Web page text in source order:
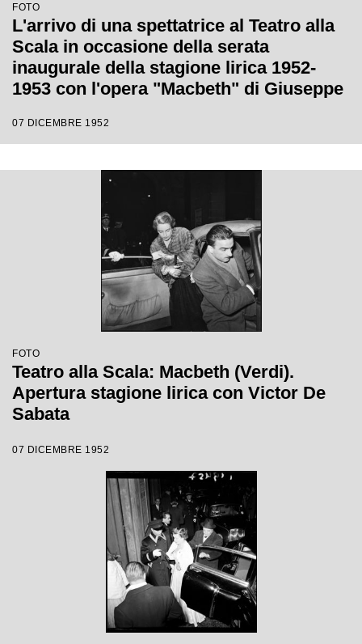
FOTO
L'arrivo di una spettatrice al Teatro alla
Scala in occasione della serata
inaugurale della stagione lirica 1952-
1953 con l'opera "Macbeth" di Giuseppe
regia di Carl Ebert
07 DICEMBRE 1952
FOTO
Teatro alla Scala: Macbeth (Verdi).
Apertura stagione lirica con Victor De
Sabata
07 DICEMBRE 1952